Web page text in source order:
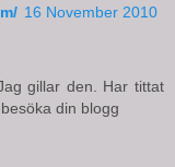
16 November 2010
gillar den. Har tittat
din blogg